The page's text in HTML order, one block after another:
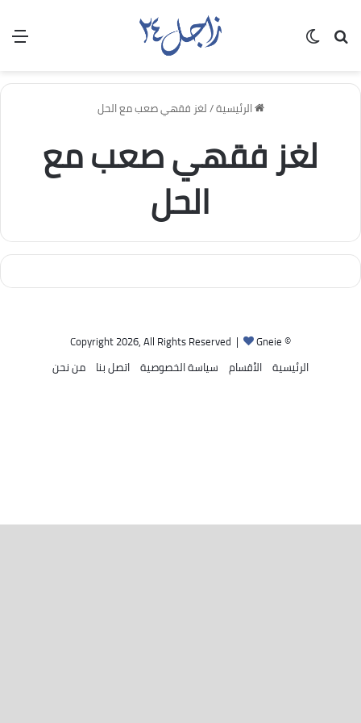
بحث عن
الرئيسية/لغز فقهي صعب مع الحل
لغز فقهي صعب مع
الحل
© Copyright 2026, All Rights Reserved |
Gneie
الرئيسية الأقسام سياسة الخصوصية اتصل بنا من نحن